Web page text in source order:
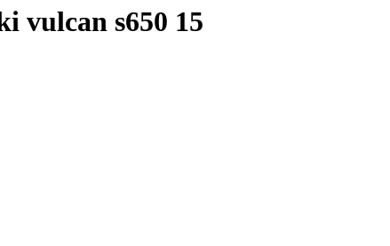
vulcan s650 15